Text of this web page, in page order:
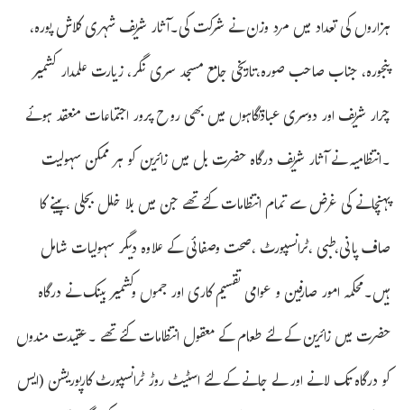
ہزاروں کی تعداد میں مرد وزن نے شرکت کی۔آثار شریف شہری کلاش پورہ،
پنجورہ، جناب صاحب صورہ،تاریخی جامع مسجد سری نگر، زیارت علمدار کشمیر
چرار شریف اور دوسری عبادتگاہوں میں بھی روح پرور اجتماعات منعقد ہوئے
۔انتظامیہ نے آثار شریف درگاہ حضرت بل میں زائرین کو ہر ممکن سہولیت
پہنچانے کی غرض سے تمام انتظامات کئے تھے جن میں بلا خلل بجلی ،پینے کا
صاف پانی،طبی ،ٹرانسپورٹ ،صحت وصفائی کے علاوہ دیگر سہولیات شامل
ہیں۔محکمہ امور صارفین و عوامی تقسیم کاری اور جموں وکشمیر بینک نے درگاہ
حضرت میں زائرین کے لئے طعام کے معقول انتظامات کئے تھے ۔عقیدت مندوں
کو درگاہ تک لانے اور لے جانے کے لئے اسٹیٹ روڑ ٹرانسپورٹ کارپوریشن (ایس